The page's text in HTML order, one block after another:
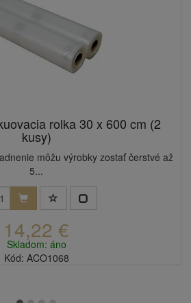
rolka 30 x 600 cm (2
kusy)
môžu výrobky zostať čerstvé až
5...
14,22 €
Skladom: áno
Kód: ACO1068